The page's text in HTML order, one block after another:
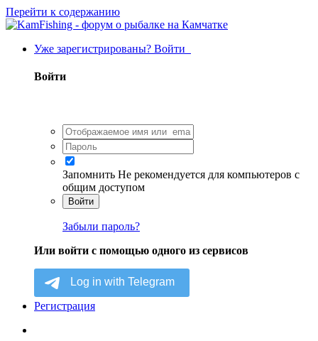
Перейти к содержанию
Уже зарегистрированы? Войти
Войти
Запомнить Не рекомендуется для компьютеров с
общим доступом
Войти
Забыли пароль?
Или войти с помощью одного из сервисов
Регистрация